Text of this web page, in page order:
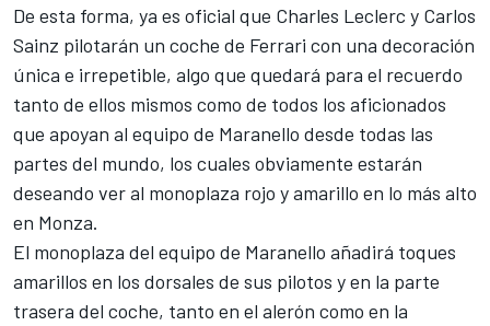
De esta forma, ya es oficial que Charles Leclerc y Carlos
Sainz pilotarán un coche de Ferrari con una decoración
única e irrepetible, algo que quedará para el recuerdo
tanto de ellos mismos como de todos los aficionados
que apoyan al equipo de Maranello desde todas las
partes del mundo, los cuales obviamente estarán
deseando ver al monoplaza rojo y amarillo en lo más alto
en Monza.
El monoplaza del equipo de Maranello añadirá toques
amarillos en los dorsales de sus pilotos y en la parte
trasera del coche, tanto en el alerón como en la